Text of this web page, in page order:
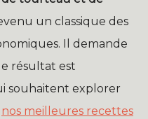
un classique des
Il demande
résultat est
souhaitent explorer
nos meilleures recettes